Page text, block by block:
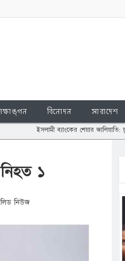
বিনোদন সারাদেশ
ব্যাংকের শেয়ার জালিয়াতি: চুপ্পুর বিরুদ্ধে
১
লিড নিউজ